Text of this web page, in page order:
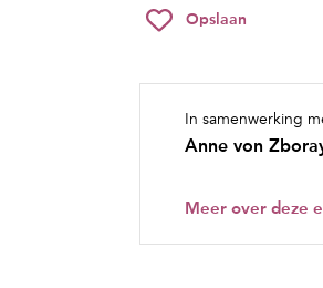
Opslaan
In samenwerking
Anne von
Meer over deze